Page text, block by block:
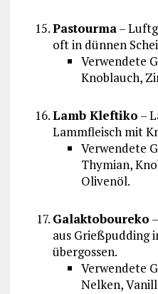
Pastourma–
oft in dünnen
Verwendete
Knoblauch,
Lamb Kleftiko –
Lammfleisch mit
Verwendete
Thymian,
Olivenöl.
Galaktoboureko
aus Grießpudding
übergossen.
Verwendete
Nelken,